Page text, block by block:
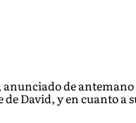
anunciado de
David, y en cuanto a